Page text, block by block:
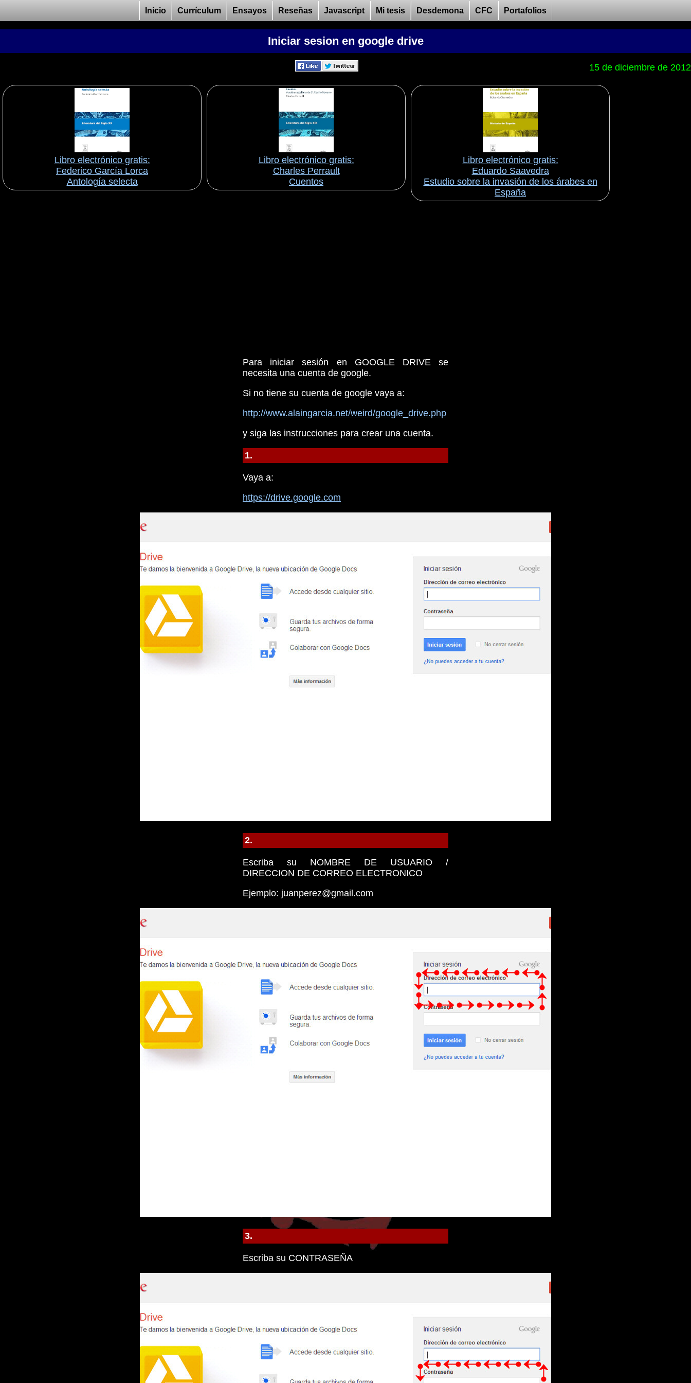
Inicio Currículum Ensayos Reseñas Javascript Mi tesis Desdemona CFC Portafolios
Iniciar sesion en google drive
15 de diciembre de 2012
Libro electrónico gratis:
Federico García Lorca
Antología selecta
Libro electrónico gratis:
Charles Perrault
Cuentos
Libro electrónico gratis:
Eduardo Saavedra
Estudio sobre la invasión de los árabes en
España
Para iniciar sesión en GOOGLE DRIVE se
necesita una cuenta de google.
Si no tiene su cuenta de google vaya a:
http://www.alaingarcia.net/weird/google_drive.php
y siga las instrucciones para crear una cuenta.
1.
Vaya a:
https://drive.google.com
2.
Escriba su NOMBRE DE USUARIO /
DIRECCION DE CORREO ELECTRONICO
Ejemplo: juanperez@gmail.com
3.
Escriba su CONTRASEÑA